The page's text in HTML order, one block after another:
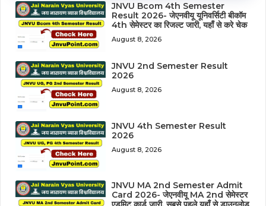
JNVU Bcom 4th Semester
Result 2026- जेएनवीयू यूनिवर्सिटी बीकॉम
4th सेमेस्टर का रिजल्ट जारी, यहाँ से करे चेक
August 8, 2026
JNVU 2nd Semester Result
2026
August 8, 2026
JNVU 4th Semester Result
2026
August 8, 2026
JNVU MA 2nd Semester Admit
Card 2026- जेएनवीयू MA 2nd सेमेस्टर